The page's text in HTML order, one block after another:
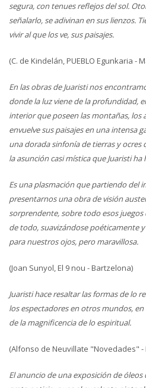
segura, con tenues reflejos del sol.
señalarlo, se adivinan en sus lienzos.
vivir al que los ve, sus paisajes.
(C. de Kindelán, PUEBLO Egunkaria -
En las obras de Juaristi nos
donde la luz viene de la profundidad,
interior que poseen las montañas, los
envuelve sus paisajes en una intensa
una dorada sinfonía de tierras y
la asunción casi mística que Juaristi
Es una plasmación que partiendo del
presentarnos una obra de visión
sorprendente, sobre todo esos
de todo, suavizándose poéticamente
para nuestros ojos, pero maravillosa.
(Joan Sunyol, El 9 nou - Bartzelona)
Juaristi hace resaltar las formas de lo
los espectadores en otros mundos,
de la magnificencia de lo espiritual.
(Alfonso de Neuvillate "Novedades" -
El anuncio de una exposición de